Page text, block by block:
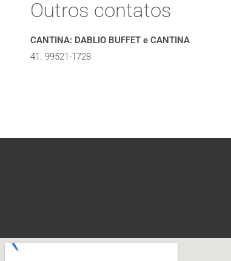
Outros contatos
CANTINA: DABLIO BUFFET e CANTINA
41. 99521-1728